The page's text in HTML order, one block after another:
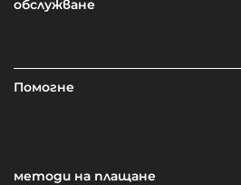
обслужване
Помогне
методи на плащане